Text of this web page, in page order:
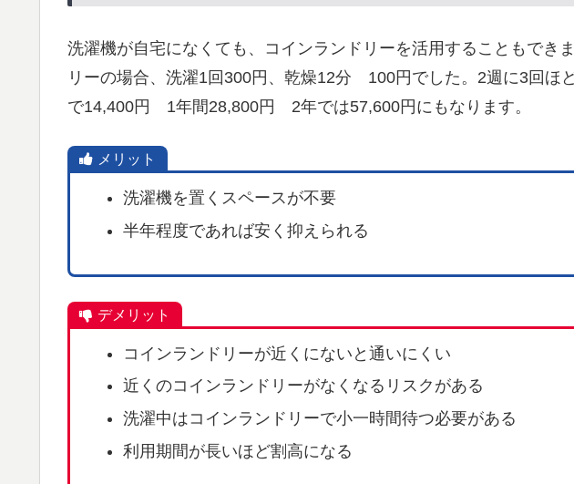
洗濯機が自宅になくても、コインランドリーを活用することもでき
リーの場合、洗濯1回300円、乾燥12分 100円でした。2週に3回
で14,400円 1年間28,800円 2年では57,600円にもなります。
メリット
洗濯機を置くスペースが不要
半年程度であれば安く抑えられる
デメリット
コインランドリーが近くにないと通いにくい
近くのコインランドリーがなくなるリスクがある
洗濯中はコインランドリーで小一時間待つ必要がある
利用期間が長いほど割高になる